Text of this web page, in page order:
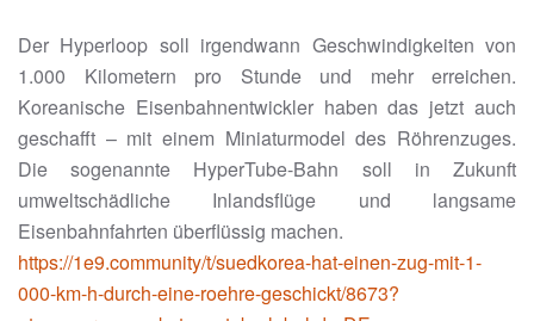
Der Hyperloop soll irgendwann Geschwindigkeiten von
1.000 Kilometern pro Stunde und mehr erreichen.
Koreanische Eisenbahnentwickler haben das jetzt auch
geschafft – mit einem Miniaturmodel des Röhrenzuges.
Die sogenannte HyperTube-Bahn soll in Zukunft
umweltschädliche Inlandsflüge und langsame
Eisenbahnfahrten überflüssig machen.
https://1e9.community/t/suedkorea-hat-einen-zug-mit-1-
000-km-h-durch-eine-roehre-geschickt/8673?